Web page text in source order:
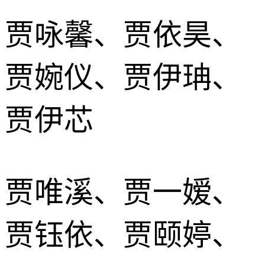
贾咏馨、贾依昊、
贾婉仪、贾伊珃、
贾伊芯
贾唯溪、贾一嫒、
贾钰依、贾颐婷、